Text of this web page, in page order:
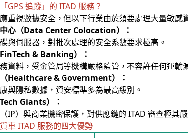
GPS 追蹤」的 ITAD 服務？
重視數據安全，但以下行業由於須要處理大量敏感
心（Data Center Colocation）：
與伺服器，對批次處理的安全系數要求極高。
& Banking）：
資料，受金管局等機構嚴格監管，不容許任何運輸
Healthcare & Government）：
與隱私數據，資安標準多為最高級別。
Giants）：
IP）與商業機密保護，對供應鏈的 ITAD 審查極其嚴
車 ITAD 服務的四大優勢